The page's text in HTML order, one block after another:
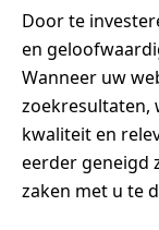
Door te
en
Wanneer uw
zoekresultaten,
kwaliteit en
eerder geneigd
zaken met u te